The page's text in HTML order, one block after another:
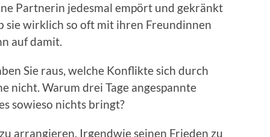
Partnerin jedesmal empört und gekränkt
sie wirklich so oft mit ihren Freundinnen
auf damit.
Sie raus, welche Konflikte sich durch
nicht. Warum drei Tage angespannte
sowieso nichts bringt?
arrangieren. Irgendwie seinen Frieden zu